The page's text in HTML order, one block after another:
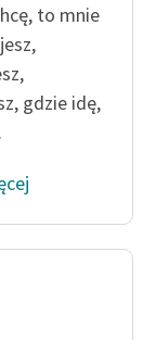
to mnie
gdzie idę,